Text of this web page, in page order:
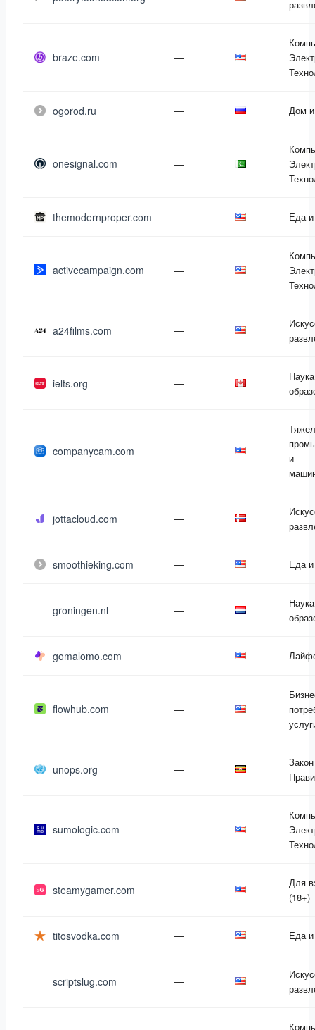
braze.com —
ogorod.ru — Дом
onesignal.com —
themodernproper.com — Еда и
activecampaign.com —
a24films.com —
ielts.org —
companycam.com —
и
jottacloud.com —
smoothieking.com — Еда и
groningen.nl —
gomalomo.com —
flowhub.com —
unops.org —
sumologic.com —
steamygamer.com —
Для
(18+)
titosvodka.com — Еда и
scriptslug.com —